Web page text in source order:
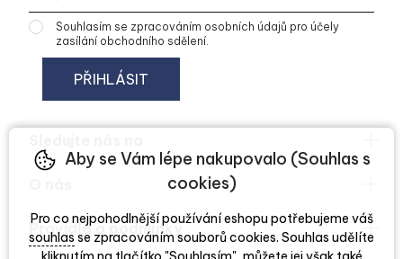
Souhlasím se zpracováním osobních údajů pro účely
zasílání obchodního sdělení.
Pravidla a podmínky
Aby se Vám lépe nakupovalo (Souhlas s
cookies)
Pro co nejpohodlnější používání eshopu potřebujeme váš
souhlas se zpracováním souborů cookies. Souhlas udělíte